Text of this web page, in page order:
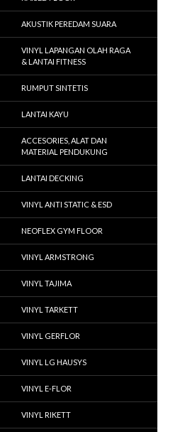
AKUSTIK PEREDAM SUARA
VINYL LAPANGAN OLAH RAGA
& LANTAI FITNESS
RUMPUT SINTETIS
LANTAI KAYU
ACCESORIES, ALAT DAN
MATERIAL PENDUKUNG
LANTAI DECKING
VINYL ANTI STATIC & ESD
NEOFLEX GYM FLOOR
VINYL ARMSTRONG
VINYL TAJIMA
VINYL TARKETT
VINYL GERFLOR
VINYL LG HAUSYS
VINYL E-FLOR
VINYL RIKETT